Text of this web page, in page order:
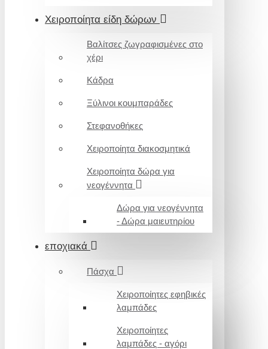
Χειροποίητα είδη δώρων
Βαλίτσες ζωγραφισμένες στο
χέρι
Κάδρα
Ξύλινοι κουμπαράδες
Στεφανοθήκες
Χειροποίητα διακοσμητικά
Χειροποίητα δώρα για
νεογέννητα
Δώρα για νεογέννητα
- Δώρα μαιευτηρίου
εποχιακά
Πάσχα
Χειροποίητες εφηβικές
λαμπάδες
Χειροποίητες
λαμπάδες - αγόρι